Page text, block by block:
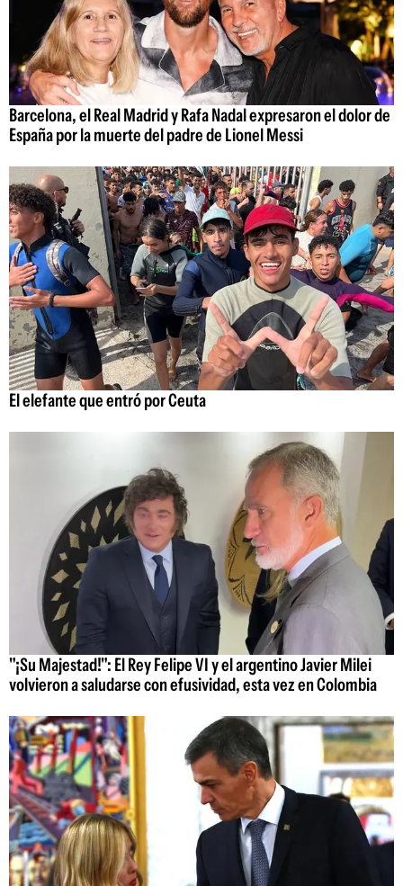
Barcelona, el Real Madrid y Rafa Nadal expresaron el dolor de
España por la muerte del padre de Lionel Messi
El elefante que entró por Ceuta
"¡Su Majestad!": El Rey Felipe VI y el argentino Javier Milei
volvieron a saludarse con efusividad, esta vez en Colombia